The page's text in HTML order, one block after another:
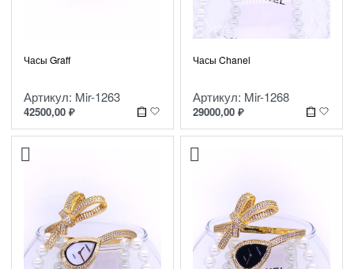
Часы Graff
Артикул: Mir-1263
42500,00 ₽
Часы Chanel
Артикул: Mir-1268
29000,00 ₽